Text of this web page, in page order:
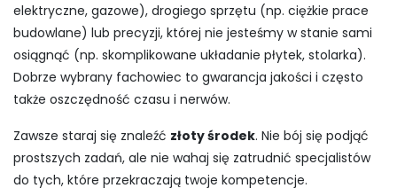
elektryczne, gazowe), drogiego sprzętu (np. ciężkie prace
budowlane) lub precyzji, której nie jesteśmy w stanie sami
osiągnąć (np. skomplikowane układanie płytek, stolarka).
Dobrze wybrany fachowiec to gwarancja jakości i często
także oszczędność czasu i nerwów.
Zawsze staraj się znaleźć złoty środek. Nie bój się podjąć
prostszych zadań, ale nie wahaj się zatrudnić specjalistów
do tych, które przekraczają twoje kompetencje.